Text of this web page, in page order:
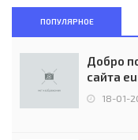
ПОПУЛЯРНОЕ
Добро
сайта
18-01-